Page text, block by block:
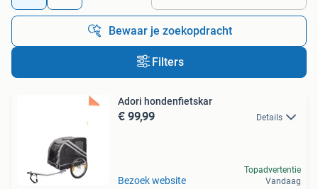
Bewaar je zoekopdracht
Filters
Adori hondenfietskar
€ 99,99 Details
Bezoek website
Topadvertentie
Vandaag